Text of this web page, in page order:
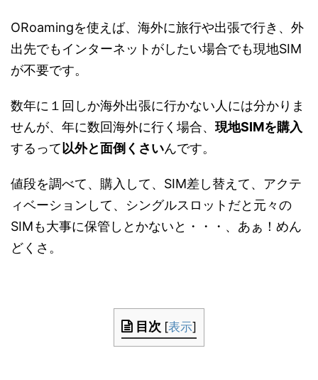
ORoamingを使えば、海外に旅行や出張で行き、外
出先でもインターネットがしたい場合でも現地SIM
が不要です。
数年に１回しか海外出張に行かない人には分かりま
せんが、年に数回海外に行く場合、 現地SIMを購入
するって 以外と面倒くさいんです。
値段を調べて、購入して、SIM差し替えて、アクテ
ィベーションして、シングルスロットだと元々の
SIMも大事に保管しとかないと・・・、あぁ！めん
どくさ。
目次 [表示]